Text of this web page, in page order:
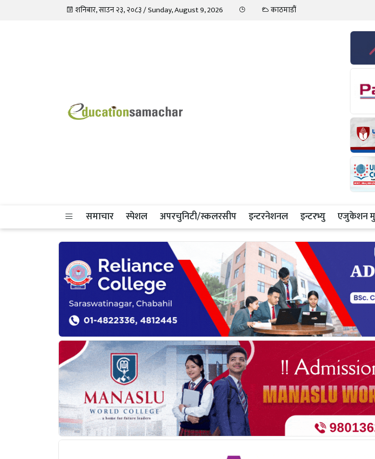
शनिबार, साउन २३, २०८३ / Sunday, August 9, 2026 काठमाडौं
समाचार स्पेशल अपरचुनिटी/स्कलरसीप इन्टरनेशनल इन्टरभ्यु एजुकेशन